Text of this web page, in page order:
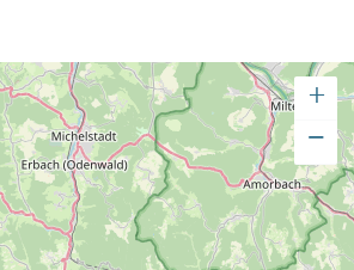
+
−